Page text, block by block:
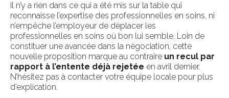
Il n’y a rien dans ce qui a été mis sur la table qui
reconnaisse l’expertise des professionnelles en soins, ni
n’empêche l’employeur de déplacer les
professionnelles en soins où bon lui semble. Loin de
constituer une avancée dans la négociation, cette
nouvelle proposition marque au contraire un recul par
rapport à l’entente déjà rejetée en avril dernier.
N’hésitez pas à contacter votre équipe locale pour plus
d’explication.